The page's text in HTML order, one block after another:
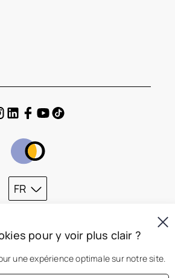
FR
pour y voir plus clair ?
une expérience optimale sur notre site.